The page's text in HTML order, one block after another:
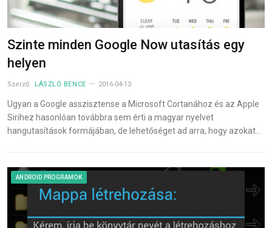
Szinte minden Google Now utasítás egy
helyen
Szerző: LÁSZLÓ BENCE 2016-04-13
Ugyan a Google asszisztense a Microsoft Cortanához és az Apple
Sirihez hasonlóan továbbra sem érti a magyar nyelvet
hangutasítások formájában, de lehetőséget ad arra, hogy azokat…
ANDROID PROGRAMOK